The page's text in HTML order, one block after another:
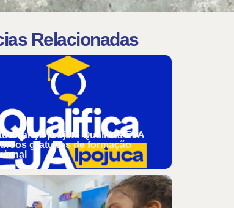
Relacionadas
lança projeto Qualifica EJA
gratuitos de formação